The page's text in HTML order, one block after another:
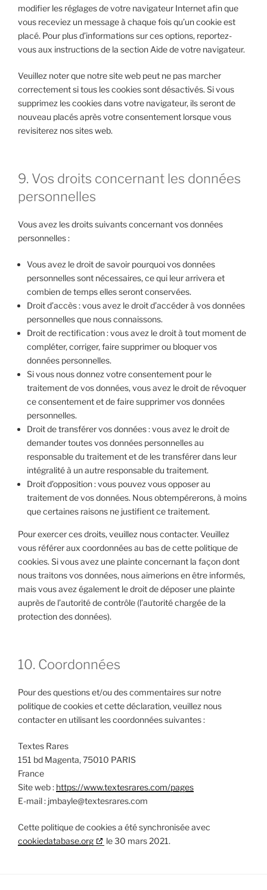
modifier les réglages de votre navigateur Internet afin que
vous receviez un message à chaque fois qu’un cookie est
placé. Pour plus d’informations sur ces options, reportez-
vous aux instructions de la section Aide de votre navigateur.
Veuillez noter que notre site web peut ne pas marcher
correctement si tous les cookies sont désactivés. Si vous
supprimez les cookies dans votre navigateur, ils seront de
nouveau placés après votre consentement lorsque vous
revisiterez nos sites web.
9. Vos droits concernant les données
personnelles
Vous avez les droits suivants concernant vos données
personnelles :
Vous avez le droit de savoir pourquoi vos données
personnelles sont nécessaires, ce qui leur arrivera et
combien de temps elles seront conservées.
Droit d’accès : vous avez le droit d’accéder à vos données
personnelles que nous connaissons.
Droit de rectification : vous avez le droit à tout moment de
compléter, corriger, faire supprimer ou bloquer vos
données personnelles.
Si vous nous donnez votre consentement pour le
traitement de vos données, vous avez le droit de révoquer
ce consentement et de faire supprimer vos données
personnelles.
Droit de transférer vos données : vous avez le droit de
demander toutes vos données personnelles au
responsable du traitement et de les transférer dans leur
intégralité à un autre responsable du traitement.
Droit d’opposition : vous pouvez vous opposer au
traitement de vos données. Nous obtempérerons, à moins
que certaines raisons ne justifient ce traitement.
Pour exercer ces droits, veuillez nous contacter. Veuillez
vous référer aux coordonnées au bas de cette politique de
cookies. Si vous avez une plainte concernant la façon dont
nous traitons vos données, nous aimerions en être informés,
mais vous avez également le droit de déposer une plainte
auprès de l’autorité de contrôle (l’autorité chargée de la
protection des données).
10. Coordonnées
Pour des questions et/ou des commentaires sur notre
politique de cookies et cette déclaration, veuillez nous
contacter en utilisant les coordonnées suivantes :
Textes Rares
151 bd Magenta, 75010 PARIS
France
Site web : https://www.textesrares.com/pages
E-mail : moc.serarsetxet@elyabmj
Cette politique de cookies a été synchronisée avec
cookiedatabase.org
le 30 mars 2021.